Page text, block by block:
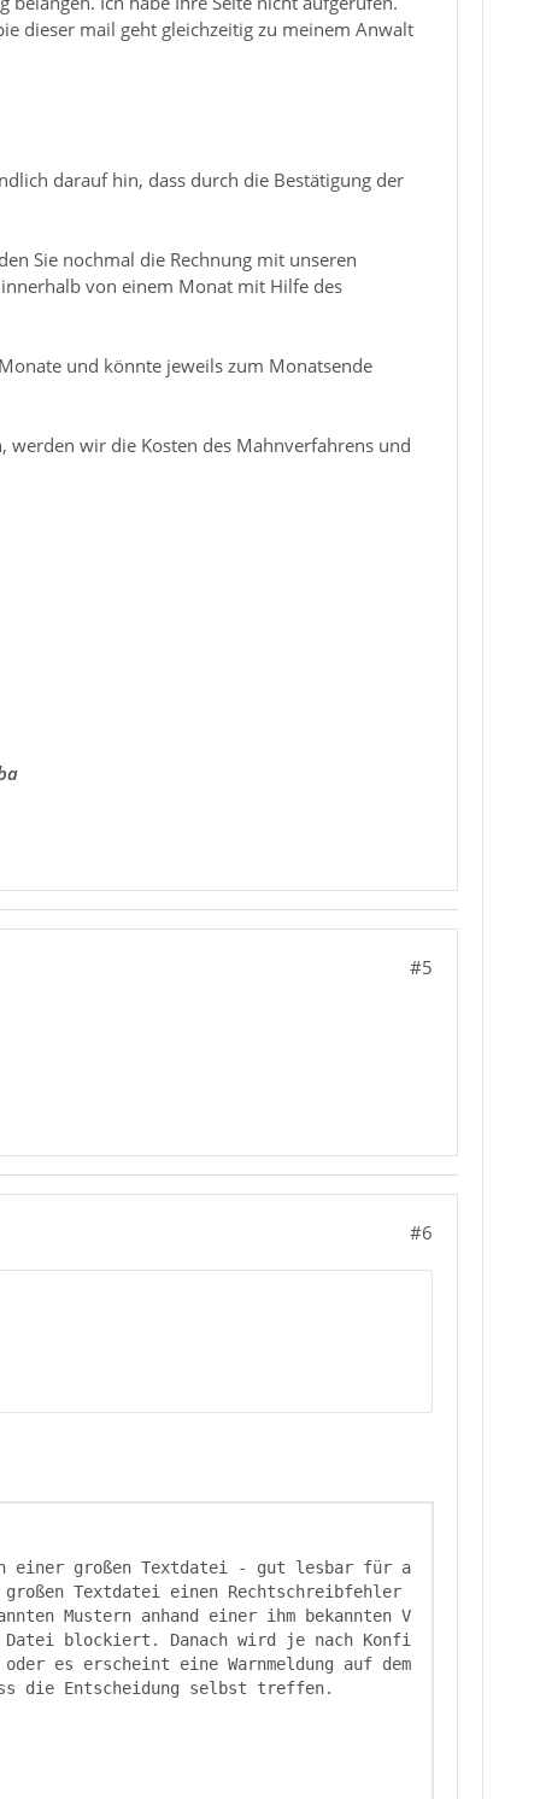
dieser mail geht gleichzeitig zu meinem Anwalt
darauf hin, dass durch die Bestätigung der
Sie nochmal die Rechnung mit unseren
von einem Monat mit Hilfe des
und könnte jeweils zum Monatsende
werden wir die Kosten des Mahnverfahrens und
#5
#6
einer großen Textdatei - gut lesbar für a
Textdatei einen Rechtschreibfehler
Mustern anhand einer ihm bekannten V
blockiert. Danach wird je nach Konfi
es erscheint eine Warnmeldung auf dem